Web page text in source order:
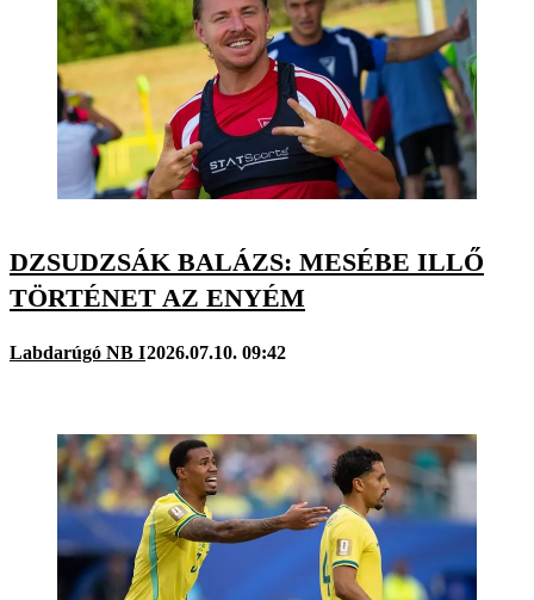
DZSUDZSÁK BALÁZS: MESÉBE ILLŐ
TÖRTÉNET AZ ENYÉM
Labdarúgó NB I2026.07.10. 09:42